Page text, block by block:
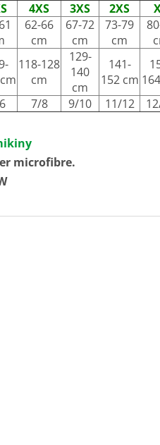
4XS 3XS 2XS
62-66
cm
67-72
cm
73-79
cm
118-128
cm
129-
140
cm
141-
152 cm
7/8 9/10 11/12
microfibre.